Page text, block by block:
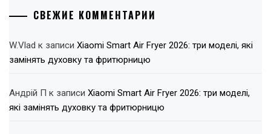
СВЕЖИЕ КОММЕНТАРИИ
W.Vlad к записи Xiaomi Smart Air Fryer 2026: три моделі, які
замінять духовку та фритюрницю
Андрій П к записи Xiaomi Smart Air Fryer 2026: три моделі,
які замінять духовку та фритюрницю